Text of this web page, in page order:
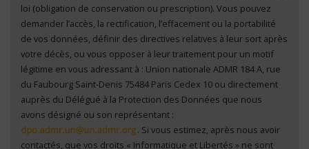
loi (obligation de conservation ou prescription). Vous pouvez
demander l’accès, la rectification, l’effacement ou la portabilité
de vos données, définir des directives relatives à leur sort après
votre décès, ou vous opposer à leur traitement pour un motif
légitime en vous adressant à : Union nationale ADMR 184 A, rue
du Faubourg Saint-Denis 75484 Paris Cedex 10 ou directement
auprès du Délégué à la Protection des Données que nous
avons désigné ou son représentant :
. Si vous estimez, après nous avoir
contactés, que vos droits « Informatique et Libertés » ne sont